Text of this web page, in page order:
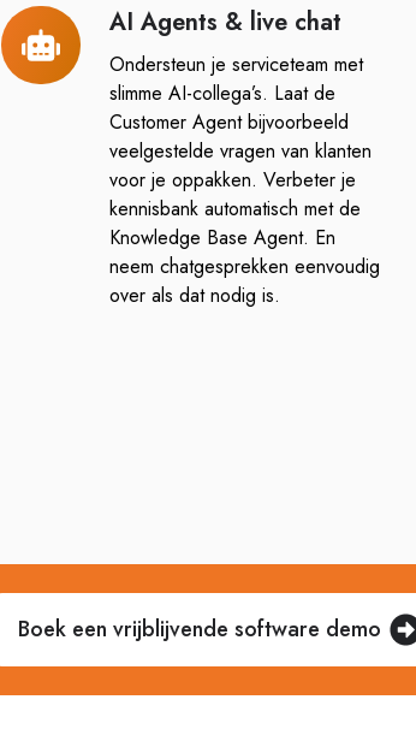
AI Agents & live chat
Ondersteun je serviceteam met
slimme AI-collega’s. Laat de
Customer Agent bijvoorbeeld
veelgestelde vragen van klanten
voor je oppakken. Verbeter je
kennisbank automatisch met de
Knowledge Base Agent. En
neem chatgesprekken eenvoudig
over als dat nodig is.
AI
Agents
Boek een vrijblijvende software demo